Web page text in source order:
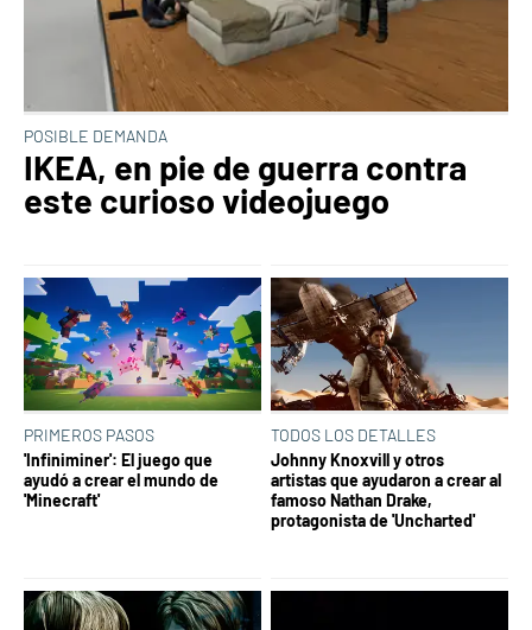
POSIBLE DEMANDA
IKEA, en pie de guerra contra
este curioso videojuego
PRIMEROS PASOS
'Infiniminer': El juego que
ayudó a crear el mundo de
'Minecraft'
TODOS LOS DETALLES
Johnny Knoxvill y otros
artistas que ayudaron a crear al
famoso Nathan Drake,
protagonista de 'Uncharted'